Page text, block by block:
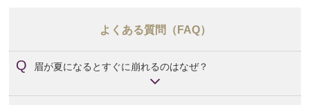
よくある質問（FAQ）
眉が夏になるとすぐに崩れるのはなぜ？